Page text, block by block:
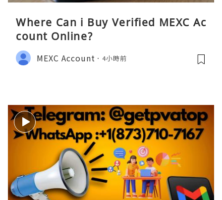
Where Can i Buy Verified MEXC Ac
count Online?
MEXC Account 4小時前